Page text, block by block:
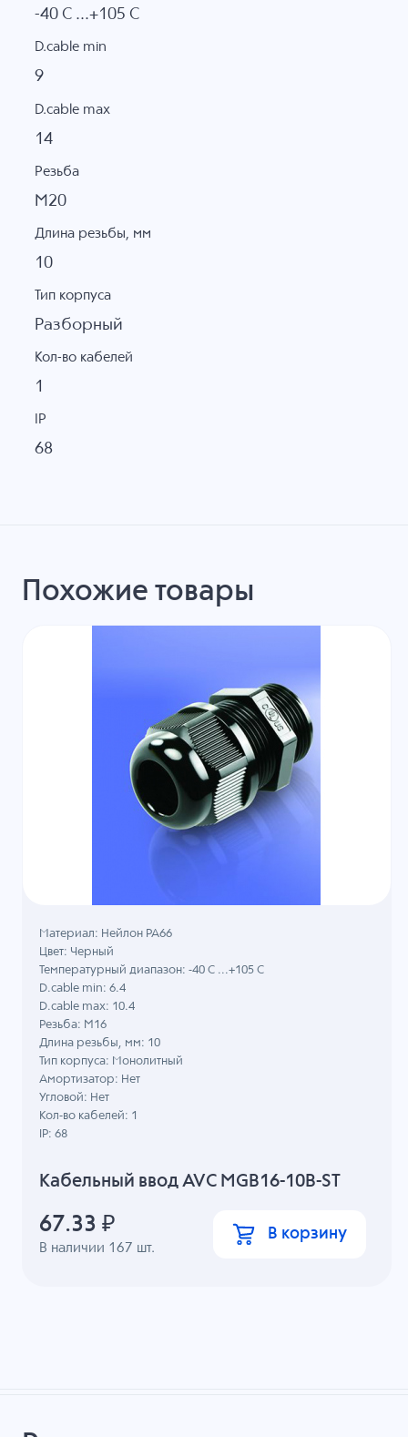
-40 C ...+105 C
D.cable min
9
D.cable max
14
Резьба
M20
Длина резьбы, мм
10
Тип корпуса
Разборный
Кол-во кабелей
1
IP
68
Похожие товары
Кабельный ввод AVC MGB16-10B-ST
В наличии 167 шт.
Материал: Нейлон PA66
Цвет: Черный
Температурный диапазон: -40 C ...+105 C
D.cable min: 6.4
D.cable max: 10.4
Резьба: M16
Длина резьбы, мм: 10
Тип корпуса: Монолитный
Амортизатор: Нет
Угловой: Нет
Кол-во кабелей: 1
IP: 68
67.33 ₽ В корзину